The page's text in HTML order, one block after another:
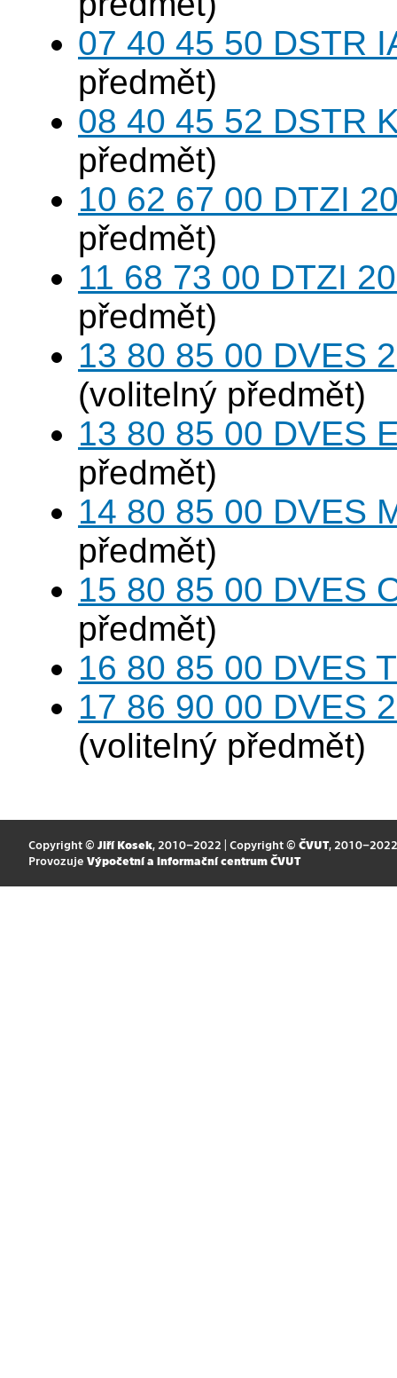
07 40 45 50 DSTR
předmět)
08 40 45 52 DSTR
předmět)
10 62 67 00 DTZI
předmět)
11 68 73 00 DTZI
předmět)
13 80 85 00 DVES
(volitelný předmět)
13 80 85 00 DVES
předmět)
14 80 85 00 DVES
předmět)
15 80 85 00 DVES
předmět)
16 80 85 00 DVES
17 86 90 00 DVES
(volitelný předmět)
Copyright © Jiří Kosek, 2010–2022 | Copyright © ČVUT, 2010–2022
Provozuje Výpočetní a informační centrum ČVUT